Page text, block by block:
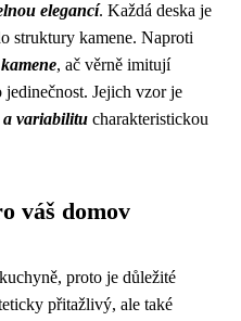
elegancí. Každá deska je
struktury kamene. Naproti
, ač věrně imitují
Jejich vzor je
a variabilitu charakteristickou
váš domov
proto je důležité
přitažlivý, ale také